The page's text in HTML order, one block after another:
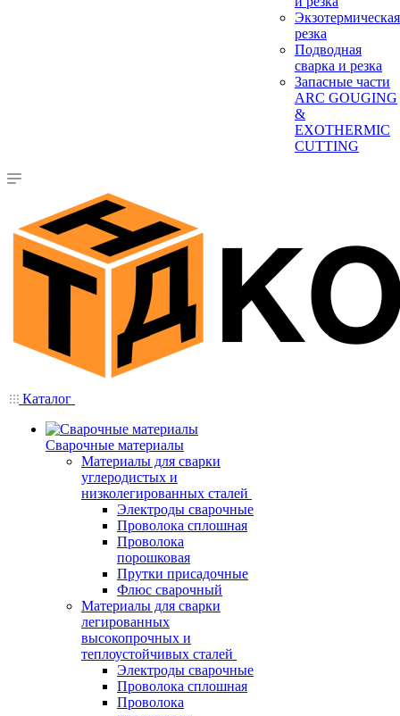
Экзотермическая
резка
Подводная
сварка и резка
Запасные части
ARC GOUGING
&
EXOTHERMIC
CUTTING
Каталог
Сварочные материалы
Материалы для сварки
углеродистых и
низколегированных сталей
Электроды сварочные
Проволока сплошная
Проволока
порошковая
Прутки присадочные
Флюс сварочный
Материалы для сварки
легированных
высокопрочных и
теплоустойчивых сталей
Электроды сварочные
Проволока сплошная
Проволока